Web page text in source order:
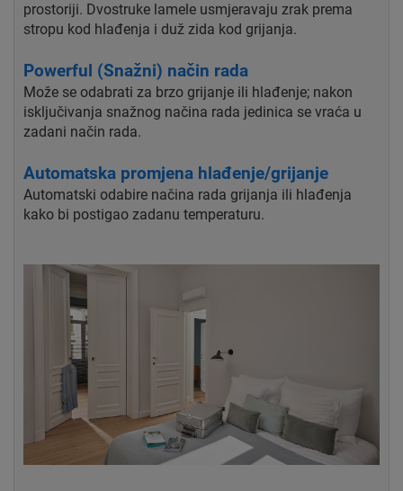
prostoriji. Dvostruke lamele usmjeravaju zrak prema
stropu kod hlađenja i duž zida kod grijanja.
Powerful (Snažni) način rada
Može se odabrati za brzo grijanje ili hlađenje; nakon
isključivanja snažnog načina rada jedinica se vraća u
zadani način rada.
Automatska promjena hlađenje/grijanje
Automatski odabire načina rada grijanja ili hlađenja
kako bi postigao zadanu temperaturu.